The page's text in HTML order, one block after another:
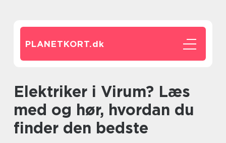
PLANETKORT.dk
Elektriker i Virum? Læs
med og hør, hvordan du
finder den bedste